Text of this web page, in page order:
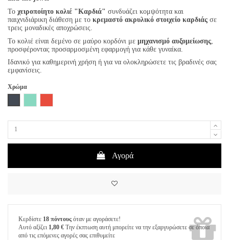
Το χειροποίητο κολιέ "Καρδιά" συνδυάζει κομψότητα και
παιχνιδιάρικη διάθεση με το κρεμαστό ακρυλικό στοιχείο καρδιάς σε
τρεις μοναδικές αποχρώσεις.
Το κολιέ είναι δεμένο σε μαύρο κορδόνι με μηχανισμό αυξομείωσης
προσφέροντας προσαρμοσμένη εφαρμογή για κάθε γυναίκα.
Ιδανικό για καθημερινή χρήση ή για να ολοκληρώσετε τις βραδινές σας
εμφανίσεις.
Χρώμα
Αγορά
Κερδίστε 18 πόντους όταν με αγοράσετε!
Αυτό αξίζει 1,80 € Την έκπτωση αυτή μπορείτε να την εξαργυρώσετε σε όποια
από τις επόμενες αγορές σας επιθυμείτε